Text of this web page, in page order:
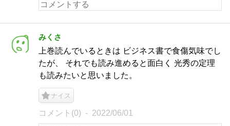
みくさ
上巻読んでいるときは ビジネス書で食傷気味でし
たが、 それでも読み進めると面白く 光秀の定理
も読みたいと思いました。
ナイス
コメント(0) 2022/06/01